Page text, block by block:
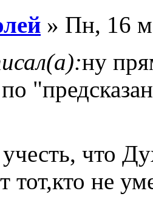
» Пн, 16
ну
что
тот,кто не